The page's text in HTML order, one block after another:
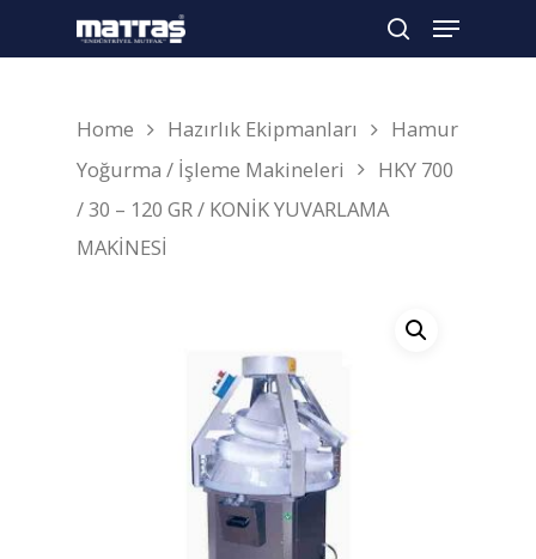
Arama yapmak için enter'a basın
Home Hazırlık Ekipmanları
Hamur
Yoğurma / İşleme Makineleri
HKY 700
/ 30 – 120 GR / KONİK YUVARLAMA
MAKİNESİ